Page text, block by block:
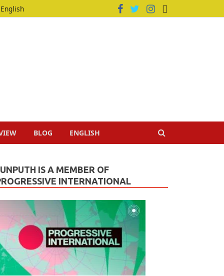
English
BLOG ENGLISH
IS A MEMBER OF
INTERNATIONAL